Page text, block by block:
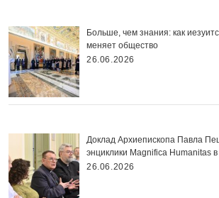
Больше, чем знания: как
меняет общество
26.06.2026
Доклад Архиепископа Павла
энциклики Magnifica Нumanitas
26.06.2026